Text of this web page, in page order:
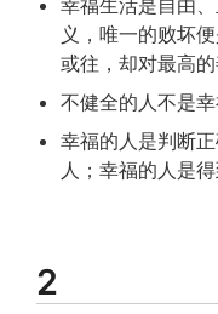
义，唯一的败坏
或往，却对最高的
不健全的人不是
幸福的人是判断
人；幸福的人是
2